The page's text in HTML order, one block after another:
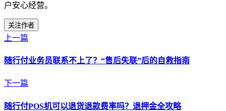
户安心经营。
关注作者
上一篇
随行付业务员联系不上了？“售后失联”后的自救指南
下一篇
随行付POS机可以退货退款费率吗？退押金全攻略